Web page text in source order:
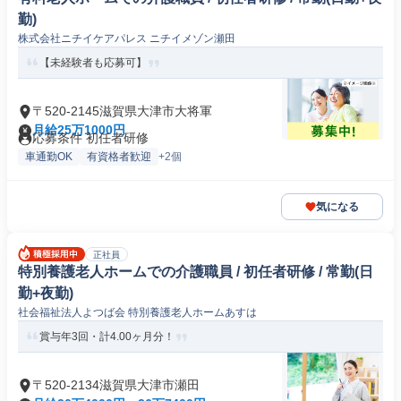
勤)
株式会社ニチイケアパレス ニチイメゾン瀬田
【未経験者も応募可】
〒520-2145滋賀県大津市大将軍
月給25万1000円
応募条件 初任者研修
車通勤OK 有資格者歓迎 +2個
気になる
正社員
特別養護老人ホームでの介護職員 / 初任者研修 / 常勤(日
勤+夜勤)
社会福祉法人よつば会 特別養護老人ホームあすは
賞与年3回・計4.00ヶ月分！
〒520-2134滋賀県大津市瀬田